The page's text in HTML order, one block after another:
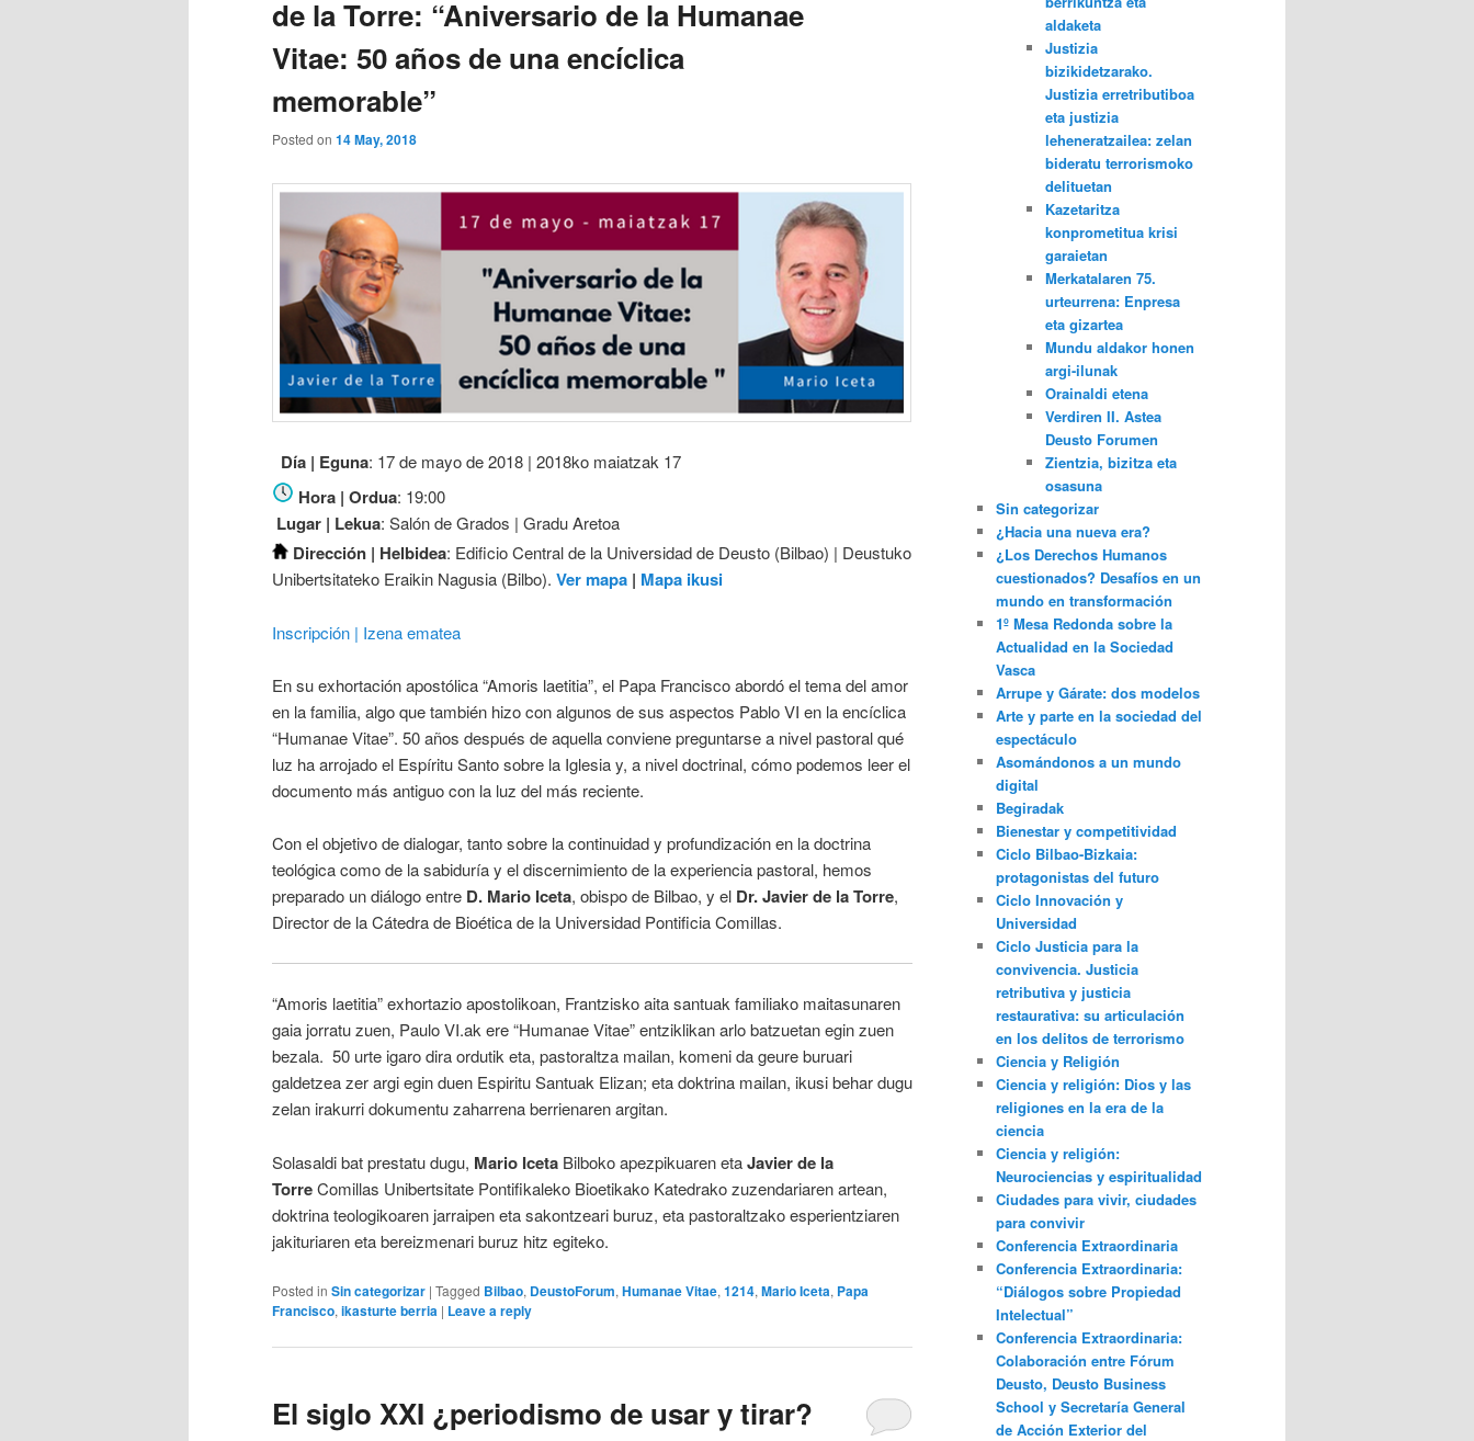
de la Torre: “Aniversario de la Humanae
Vitae: 50 años de una encíclica
memorable”
Posted on 14 May, 2018
Día | Eguna: 17 de mayo de 2018 | 2018ko maiatzak 17
Hora | Ordua: 19:00
Lugar | Lekua: Salón de Grados | Gradu Aretoa
Dirección | Helbidea: Edificio Central de la Universidad de Deusto (Bilbao) | Deustuko
Unibertsitateko Eraikin Nagusia (Bilbo). Ver mapa | Mapa ikusi
Inscripción | Izena ematea
En su exhortación apostólica “Amoris laetitia”, el Papa Francisco abordó el tema del amor
en la familia, algo que también hizo con algunos de sus aspectos Pablo VI en la encíclica
“HumanaeVitae”. 50 años después de aquella conviene preguntarse a nivel pastoral qué
luz ha arrojado el Espíritu Santo sobre la Iglesia y, a nivel doctrinal, cómo podemos leer el
documento más antiguo con la luz del más reciente.
Con el objetivo de dialogar, tanto sobre la continuidad y profundización en la doctrina
teológica como de la sabiduría y el discernimiento de la experiencia pastoral, hemos
preparado un diálogo entre D. Mario Iceta, obispo de Bilbao, y el Dr. Javier de la Torre,
Director de la Cátedra de Bioética de la Universidad Pontificia Comillas.
“Amoris laetitia” exhortazio apostolikoan, Frantzisko aita santuak familiako maitasunaren
gaia jorratu zuen, Paulo VI.ak ere “HumanaeVitae” entziklikan arlo batzuetan egin zuen
bezala. 50 urte igaro dira ordutik eta, pastoraltza mailan, komeni da geure buruari
galdetzea zer argi egin duen Espiritu Santuak Elizan; eta doktrina mailan, ikusi behar dugu
zelan irakurri dokumentu zaharrena berrienaren argitan.
Solasaldi bat prestatu dugu, Mario Iceta Bilboko apezpikuaren etaJavier de la
TorreComillas Unibertsitate Pontifikaleko Bioetikako Katedrako zuzendariaren artean,
doktrina teologikoaren jarraipen eta sakontzeari buruz, eta pastoraltzako esperientziaren
jakituriaren eta bereizmenari buruz hitz egiteko.
Posted in Sin categorizar | Tagged Bilbao, DeustoForum, Humanae Vitae, 1214, Mario Iceta, Papa
Francisco, ikasturte berria | Leave a reply
El siglo XXI ¿periodismo de usar y tirar?
aldaketa
Justizia
bizikidetzarako.
Justizia erretributiboa
eta justizia
leheneratzailea: zelan
bideratu terrorismoko
delituetan
Kazetaritza
konprometitua krisi
garaietan
Merkatalaren 75.
urteurrena: Enpresa
eta gizartea
Mundu aldakor honen
argi-ilunak
Orainaldi etena
Verdiren II. Astea
Deusto Forumen
Zientzia, bizitza eta
osasuna
Sin categorizar
¿Hacia una nueva era?
¿Los Derechos Humanos
cuestionados? Desafíos en un
mundo en transformación
1º Mesa Redonda sobre la
Actualidad en la Sociedad
Vasca
Arrupe y Gárate: dos modelos
Arte y parte en la sociedad del
espectáculo
Asomándonos a un mundo
digital
Begiradak
Bienestar y competitividad
Ciclo Bilbao-Bizkaia:
protagonistas del futuro
Ciclo Innovación y
Universidad
Ciclo Justicia para la
convivencia. Justicia
retributiva y justicia
restaurativa: su articulación
en los delitos de terrorismo
Ciencia y Religión
Ciencia y religión: Dios y las
religiones en la era de la
ciencia
Ciencia y religión:
Neurociencias y espiritualidad
Ciudades para vivir, ciudades
para convivir
Conferencia Extraordinaria
Conferencia Extraordinaria:
“Diálogos sobre Propiedad
Intelectual”
Conferencia Extraordinaria:
Colaboración entre Fórum
Deusto, Deusto Business
School y Secretaría General
de Acción Exterior del